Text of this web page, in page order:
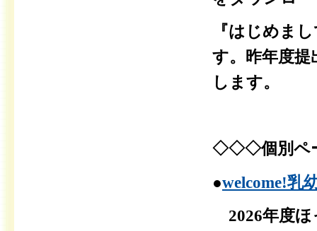
『はじめま
す。昨年度
します。
◇◇◇個別ペ
●welcome!乳
2026年度ほ